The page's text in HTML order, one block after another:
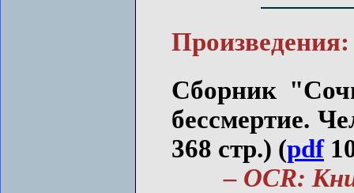
Произведения:
Сборник
бессмертие.
368 стр.) (pdf
– OCR: